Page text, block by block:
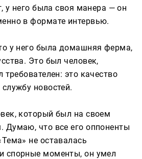
у него была своя манера — он
в формате интервью.
у него была домашняя ферма,
Это был человек,
это качество
новостей.
который был на своем
Думаю, что все его оппоненты
не оставалась
спорные моменты, он умел